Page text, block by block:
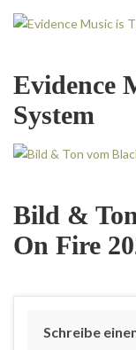
Evidence
System
Bild &
On Fire
Schreibe